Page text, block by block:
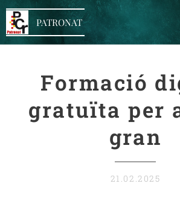
PATRONAT
Formació
gratuïta per
gran
21.02.2025